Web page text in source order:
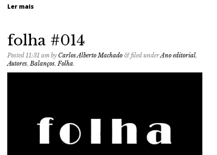
Ler mais
folha #014
Posted 11:31 am by Carlos Alberto Machado & filed underAno editorial,
Autores,Balanços,Folha.